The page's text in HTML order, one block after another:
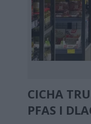
CICHA
PFAS I